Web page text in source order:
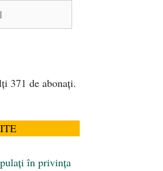
371 de abonați.
în privința